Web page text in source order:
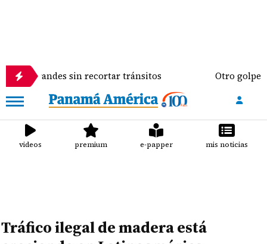
sin recortar tránsitos Otro golpe al
videos premium e-papper mis noticias
Tráfico ilegal de madera está